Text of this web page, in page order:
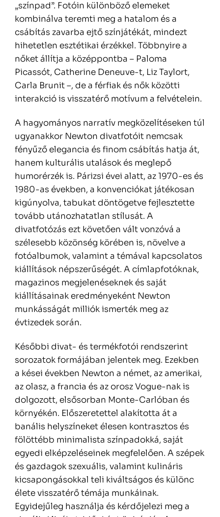
„színpad”. Fotóin különböző elemeket
kombinálva teremti meg a hatalom és a
csábítás zavarba ejtő színjátékát, mindezt
hihetetlen esztétikai érzékkel. Többnyire a
nőket állítja a középpontba – Paloma
Picassót, Catherine Deneuve-t, Liz Taylort,
Carla Brunit –, de a férfiak és nők közötti
interakció is visszatérő motívum a felvételein.
A hagyományos narratív megközelítéseken túl
ugyanakkor Newton divatfotóit nemcsak
fényűző elegancia és finom csábítás hatja át,
hanem kulturális utalások és meglepő
humorérzék is. Párizsi évei alatt, az 1970-es és
1980-as években, a konvenciókat játékosan
kigúnyolva, tabukat döntögetve fejlesztette
tovább utánozhatatlan stílusát. A
divatfotózás ezt követően vált vonzóvá a
szélesebb közönség körében is, növelve a
fotóalbumok, valamint a témával kapcsolatos
kiállítások népszerűségét. A címlapfotóknak,
magazinos megjelenéseknek és saját
kiállításainak eredményeként Newton
munkásságát milliók ismerték meg az
évtizedek során.
Későbbi divat- és termékfotói rendszerint
sorozatok formájában jelentek meg. Ezekben
a kései években Newton a német, az amerikai,
az olasz, a francia és az orosz Vogue-nak is
dolgozott, elsősorban Monte-Carlóban és
környékén. Előszeretettel alakította át a
banális helyszíneket élesen kontrasztos és
fölöttébb minimalista színpadokká, saját
egyedi elképzeléseinek megfelelően. A szépek
és gazdagok szexuális, valamint kulináris
kicsapongásokkal teli kiváltságos és különc
élete visszatérő témája munkáinak.
Egyidejűleg használja és kérdőjelezi meg a